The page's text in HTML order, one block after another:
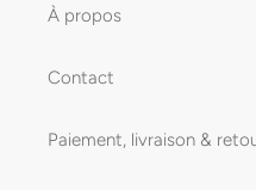
À propos
Contact
Paiement, livraison &